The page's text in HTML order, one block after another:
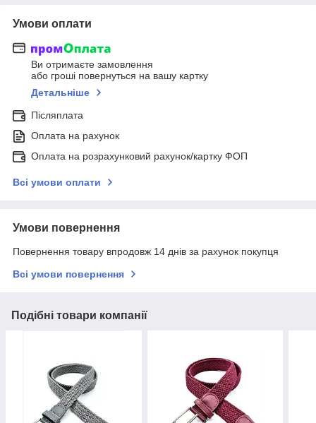
Умови оплати
Ви отримаєте замовлення
або гроші повернуться на вашу картку
Детальніше
Післяплата
Оплата на рахунок
Оплата на розрахунковий рахунок/картку ФОП
Всі умови оплати
Умови повернення
Повернення товару впродовж 14 днів за рахунок покупця
Всі умови повернення
Подібні товари компанії